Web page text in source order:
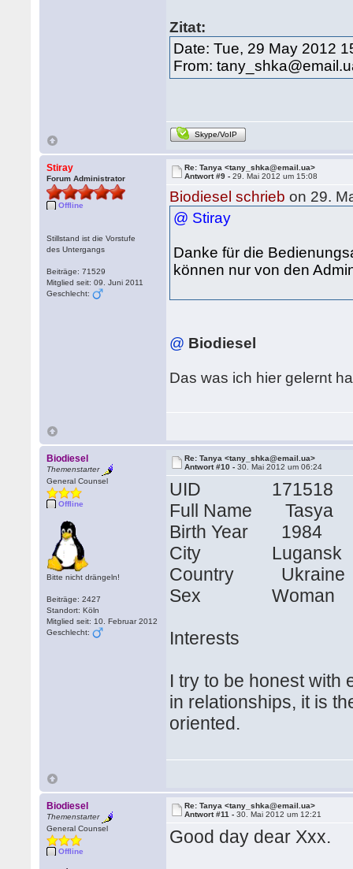
Zitat:
Date: Tue, 29 May 2012
From:
Skype/VoIP
Stiray
Forum Administrator
Offline
Stillstand ist die Vorstufe
des Untergangs
Beiträge: 71529
Mitglied seit: 09. Juni 2011
Geschlecht:
Re: Tanya <tany_shka@email.ua>
Antwort #9 -29. Mai 2012 um 15:08
Biodiesel schrieb on 29.
@ Stiray
Danke für die
können nur von den
@ Biodiesel
Das was ich hier gelernt
Biodiesel
Themenstarter
General Counsel
Offline
Bitte nicht drängeln!
Beiträge: 2427
Standort: Köln
Mitglied seit: 10. Februar 2012
Geschlecht:
Re: Tanya <tany_shka@email.ua>
Antwort #10 -30. Mai 2012 um 06:24
UID 171518
Full Name Tasya
Birth Year 1984
City Lugansk
Country Ukraine
Sex Woman
Interests
I try to be honest with
in relationships, it is
oriented.
Biodiesel
Themenstarter
General Counsel
Offline
Re: Tanya <tany_shka@email.ua>
Antwort #11 -30. Mai 2012 um 12:21
Good day dear Xxx.